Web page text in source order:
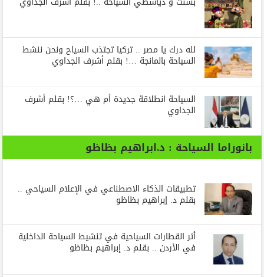
لله درك يا مصر .. تركيا تجتذب السياح ونحن ننشط
السياحة بالمانجة …! بقلم أشرف الجداوي
السياحة انطلاقة جديدة أم هي …؟! بقلم أشرف
الجداوي
بانوراما السياحة : د.ابراهيم بظاظو
تطبيقات الذكاء الاصطناعي في الإعلام السياحي ..
بقلم د. إبراهيم بظاظو
أثر القطارات السياحية في تنشيط السياحة الداخلية
في الأردن .. بقلم د. إبراهيم بظاظو